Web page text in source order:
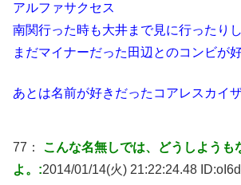
アルファサクセス
南関行った時も大井まで見に行ったり
まだマイナーだった田辺とのコンビが
あとは名前が好きだったコアレスカイ
77： こんな名無しでは、どうしようも
よ。:2014/01/14(火) 21:22:24.48 ID: